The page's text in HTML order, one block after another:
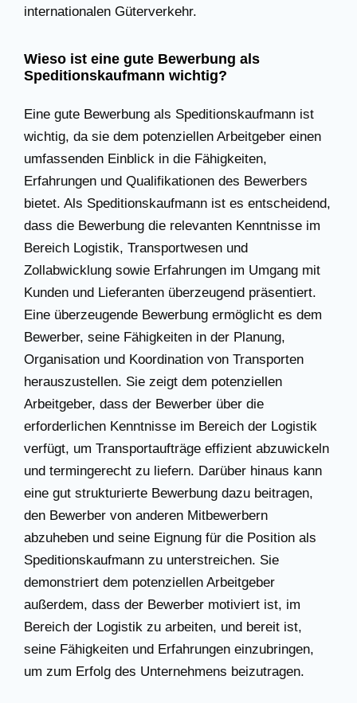
internationalen Güterverkehr.
Wieso ist eine gute Bewerbung als
Speditionskaufmann wichtig?
Eine gute Bewerbung als Speditionskaufmann ist
wichtig, da sie dem potenziellen Arbeitgeber einen
umfassenden Einblick in die Fähigkeiten,
Erfahrungen und Qualifikationen des Bewerbers
bietet. Als Speditionskaufmann ist es entscheidend,
dass die Bewerbung die relevanten Kenntnisse im
Bereich Logistik, Transportwesen und
Zollabwicklung sowie Erfahrungen im Umgang mit
Kunden und Lieferanten überzeugend präsentiert.
Eine überzeugende Bewerbung ermöglicht es dem
Bewerber, seine Fähigkeiten in der Planung,
Organisation und Koordination von Transporten
herauszustellen. Sie zeigt dem potenziellen
Arbeitgeber, dass der Bewerber über die
erforderlichen Kenntnisse im Bereich der Logistik
verfügt, um Transportaufträge effizient abzuwickeln
und termingerecht zu liefern. Darüber hinaus kann
eine gut strukturierte Bewerbung dazu beitragen,
den Bewerber von anderen Mitbewerbern
abzuheben und seine Eignung für die Position als
Speditionskaufmann zu unterstreichen. Sie
demonstriert dem potenziellen Arbeitgeber
außerdem, dass der Bewerber motiviert ist, im
Bereich der Logistik zu arbeiten, und bereit ist,
seine Fähigkeiten und Erfahrungen einzubringen,
um zum Erfolg des Unternehmens beizutragen.